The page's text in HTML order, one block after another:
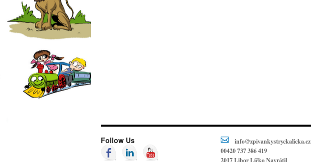
Follow Us
info@zpivankystryckalicka.cz
00420 737 386 419
2017 Libor Líčko Navrátil